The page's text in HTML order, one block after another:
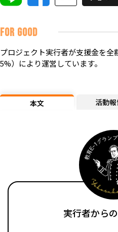
FOR GOOD
プロジェクト実行者が支援金を
5%）により運営しています。
本文 活動
実行者から